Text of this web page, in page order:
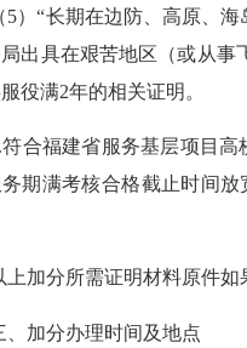
5）“长期在边防、高原、
局出具在艰苦地区（或从
役满2年的相关证明。
符合福建省服务基层项目
期满考核合格截止时间
上加分所需证明材料原件
、加分办理时间及地点